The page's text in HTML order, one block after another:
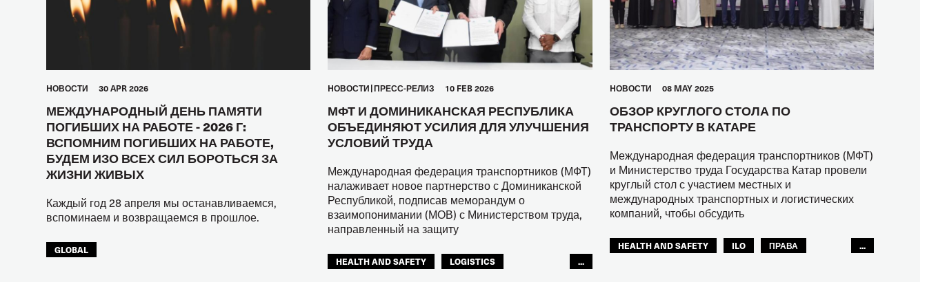
HОВОСТИ 30 APR 2026
МЕЖДУНАРОДНЫЙ ДЕНЬ ПАМЯТИ
ПОГИБШИХ НА РАБОТЕ - 2026 Г:
ВСПОМНИМ ПОГИБШИХ НА РАБОТЕ,
БУДЕМ ИЗО ВСЕХ СИЛ БОРОТЬСЯ ЗА
ЖИЗНИ ЖИВЫХ
Каждый год 28 апреля мы останавливаемся,
вспоминаем и возвращаемся в прошлое.
GLOBAL
HОВОСТИ ПРЕСС-РЕЛИЗ 10 FEB 2026
МФТ И ДОМИНИКАНСКАЯ РЕСПУБЛИКА
ОБЪЕДИНЯЮТ УСИЛИЯ ДЛЯ УЛУЧШЕНИЯ
УСЛОВИЙ ТРУДА
Международная федерация транспортников (МФТ)
налаживает новое партнерство с Доминиканской
Республикой, подписав меморандум о
взаимопонимании (МОВ) с Министерством труда,
направленный на защиту
HEALTH AND SAFETY
LOGISTICS
...
HОВОСТИ 08 MAY 2025
ОБЗОР КРУГЛОГО СТОЛА ПО
ТРАНСПОРТУ В КАТАРЕ
Международная федерация транспортников (МФТ)
и Министерство труда Государства Катар провели
круглый стол с участием местных и
международных транспортных и логистических
компаний, чтобы обсудить
HEALTH AND SAFETY ILO
ПРАВА
...